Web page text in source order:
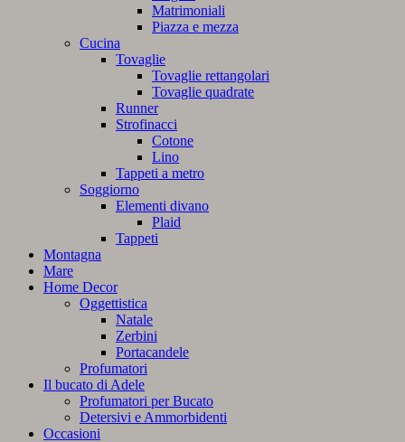
Matrimoniali
Piazza e mezza
Cucina
Tovaglie
Tovaglie rettangolari
Tovaglie quadrate
Runner
Strofinacci
Cotone
Lino
Tappeti a metro
Soggiorno
Elementi divano
Plaid
Tappeti
Montagna
Mare
Home Decor
Oggettistica
Natale
Zerbini
Portacandele
Profumatori
Il bucato di Adele
Profumatori per Bucato
Detersivi e Ammorbidenti
Occasioni